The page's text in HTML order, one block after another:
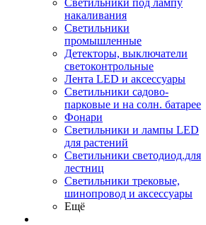
Светильники под лампу
накаливания
Светильники
промышленные
Детекторы, выключатели
светоконтрольные
Лента LED и аксессуары
Светильники садово-
парковые и на солн. батарее
Фонари
Светильники и лампы LED
для растений
Светильники светодиод.для
лестниц
Светильники трековые,
шинопровод и аксессуары
Ещё